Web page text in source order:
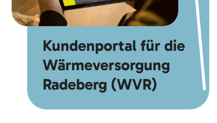
Kundenportal für die
Wärmeversorgung
Radeberg (WVR)